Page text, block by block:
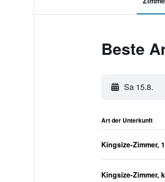
Beste
Sa 15.8.
Art der Unterkunft
Kingsize-Zimmer,
Kingsize-Zimmer,